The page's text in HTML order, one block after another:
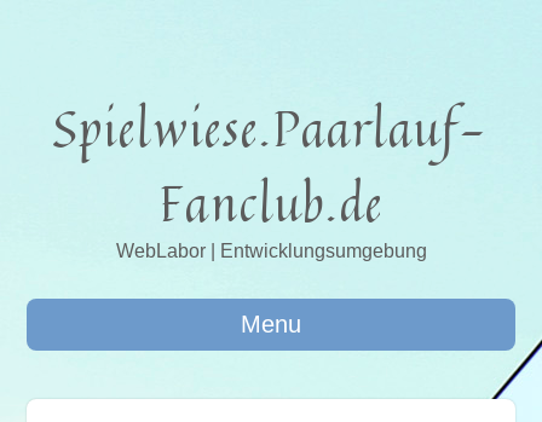
Spielwiese.Paarlauf-
Fanclub.de
WebLabor | Entwicklungsumgebung
Menu